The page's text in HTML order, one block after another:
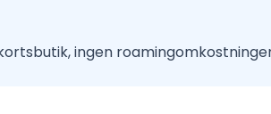
ingen